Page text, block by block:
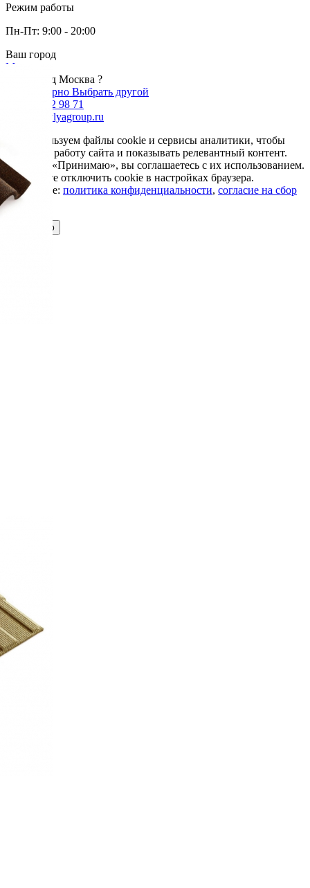
Режим работы
Пн-Пт: 9:00 - 20:00
Ваш город
Москва
Ваш город Москва ?
Да, все верно Выбрать другой
+7 985 002 98 71
info@krovlyagroup.ru
Мы используем файлы cookie и сервисы аналитики, чтобы
улучшить работу сайта и показывать релевантный контент.
Нажимая «Принимаю», вы соглашаетесь с их использованием.
Вы можете отключить cookie в настройках браузера.
Подробнее: политика конфиденциальности, согласие на сбор
cookie
Принимаю